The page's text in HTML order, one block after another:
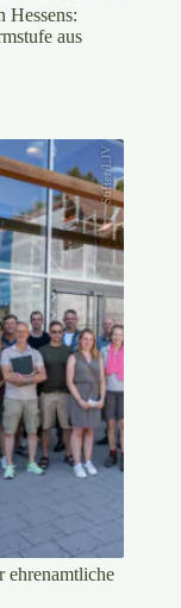
Hessens:
aus
Stifter/LJV
ehrenamtliche